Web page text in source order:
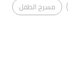
مسرح الطفل